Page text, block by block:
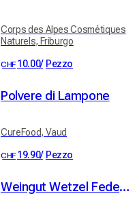
Corps des Alpes Cosmétiques
Naturels, Friburgo
CHF 10.00/ Pezzo
Polvere di Lampone
CureFood, Vaud
CHF 19.90/ Pezzo
Weingut Wetzel Federweiss (bianco da uve rosse)